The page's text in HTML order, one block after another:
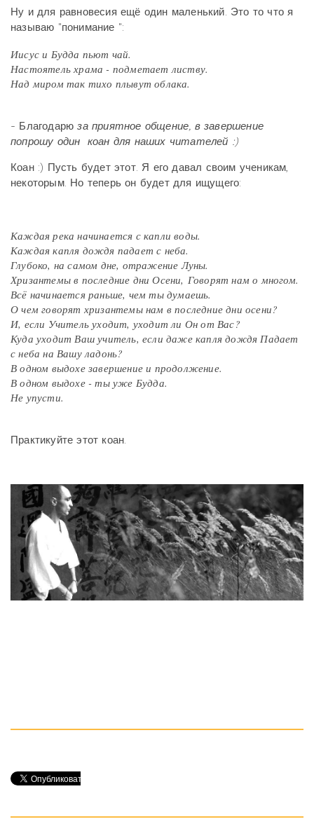
Ну и для равновесия ещё один маленький. Это то что я
называю "понимание ":
Иисус и Будда пьют чай.
Настоятель храма - подметает листву.
Над миром так тихо плывут облака.
- Благодарю за приятное общение, в завершение
попрошу один коан для наших читателей :)
Коан :) Пусть будет этот. Я его давал своим ученикам,
некоторым. Но теперь он будет для ищущего:
Каждая река начинается с капли воды.
Каждая капля дождя падает с неба.
Глубоко, на самом дне, отражение Луны.
Хризантемы в последние дни Осени, Говорят нам о многом.
Всё начинается раньше, чем ты думаешь.
О чем говорят хризантемы нам в последние дни осени?
И, если Учитель уходит, уходит ли Он от Вас?
Куда уходит Ваш учитель, если даже капля дождя Падает
с неба на Вашу ладонь?
В одном выдохе завершение и продолжение.
В одном выдохе - ты уже Будда.
Не упусти.
Практикуйте этот коан.